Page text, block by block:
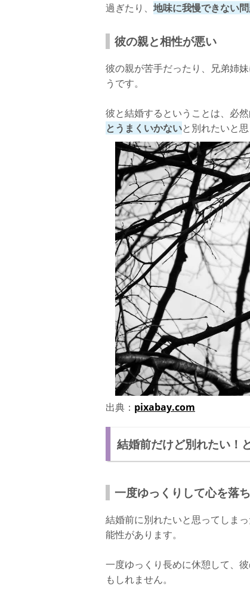
過ぎたり、 地味に我慢できない
彼の親と相性が悪い
彼の親が苦手だったり、兄弟姉
うです。
彼と結婚するということは、必
とうまくいかないと別れたいと
出典： pixabay.com
結婚前だけど別れたい！
一度ゆっくりして心を落
結婚前に別れたいと思ってしま
能性があります。
一度ゆっくり長めに休憩して、
もしれません。